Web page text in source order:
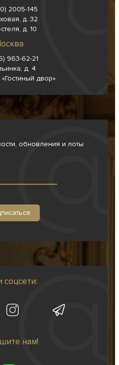
2005-145
д. 32
д. 10
963-62-21
д. 4
«Гостиный двор»
обновления и лоты
нам!